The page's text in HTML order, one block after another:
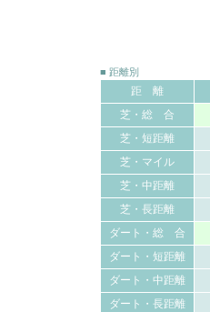
■ 距離別
距 離
芝・総 合
芝・短距離
芝・マイル
芝・中距離
芝・長距離
ダート・総 合
ダート・短距離
ダート・中距離
ダート・長距離